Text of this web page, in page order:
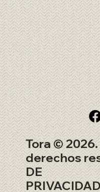
Tora ©
derechos
DE